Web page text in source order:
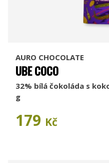
AURO CHOCOLATE
UBE COCO
32% bílá čokoláda s
g
179 Kč